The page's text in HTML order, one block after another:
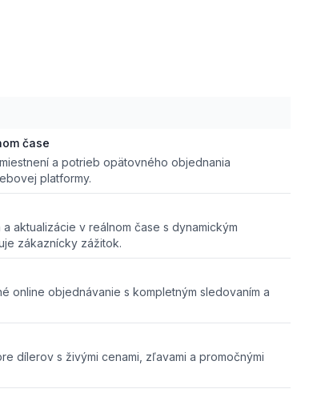
čase
a potrieb opätovného objednania
platformy.
aktualizácie v reálnom čase s dynamickým
zákaznícky zážitok.
online objednávanie s kompletným sledovaním a
dílerov s živými cenami, zľavami a promočnými